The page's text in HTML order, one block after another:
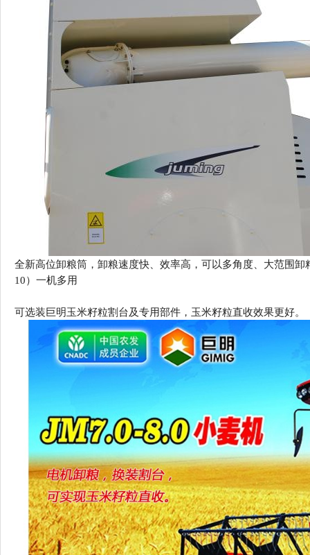
全新高位卸粮筒，卸粮速度快、效率高，可以多角度、大范围
10） 一机多用
可选装巨明玉米籽粒割台及专用部件，玉米籽粒直收效果更好。